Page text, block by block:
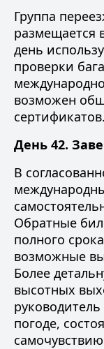
Группа
размещается
день
проверки
возможен
День 42.
В
Обратные
полного
возможные
Более
высотных
погоде,